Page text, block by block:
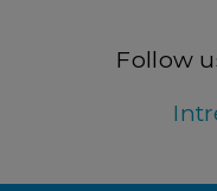
Follow